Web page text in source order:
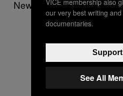
News sans privilégier l’un
our very best writing
documentaries.
See All